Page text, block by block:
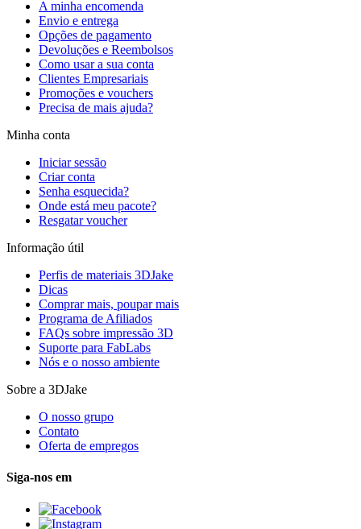
A minha encomenda
Envio e entrega
Opções de pagamento
Devoluções e Reembolsos
Como usar a sua conta
Clientes Empresariais
Promoções e vouchers
Precisa de mais ajuda?
Minha conta
Iniciar sessão
Criar conta
Senha esquecida?
Onde está meu pacote?
Resgatar voucher
Informação útil
Perfis de materiais 3DJake
Dicas
Comprar mais, poupar mais
Programa de Afiliados
FAQs sobre impressão 3D
Suporte para FabLabs
Nós e o nosso ambiente
Sobre a 3DJake
O nosso grupo
Contato
Oferta de empregos
Siga-nos em